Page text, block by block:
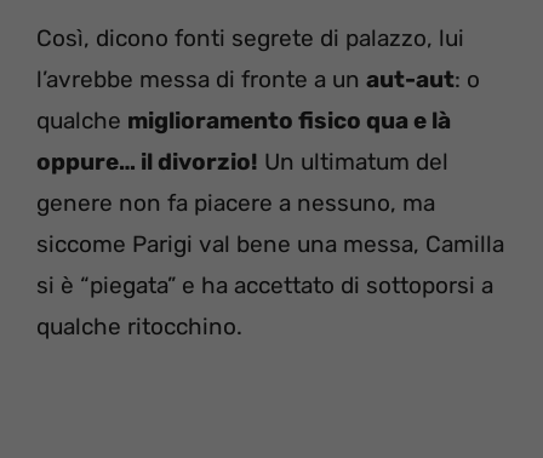
Così, dicono fonti segrete di palazzo, lui
l’avrebbe messa di fronte a un aut-aut: o
qualche miglioramento fisico qua e là
oppure… il divorzio! Un ultimatum del
genere non fa piacere a nessuno, ma
siccome Parigi val bene una messa, Camilla
si è “piegata” e ha accettato di sottoporsi a
qualche ritocchino.